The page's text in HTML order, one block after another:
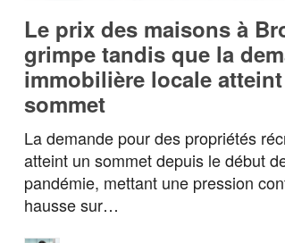
Le prix des maisons à
grimpe tandis que la
immobilière locale
sommet
La demande pour des propriétés
atteint un sommet depuis le début
pandémie, mettant une pression
hausse sur…